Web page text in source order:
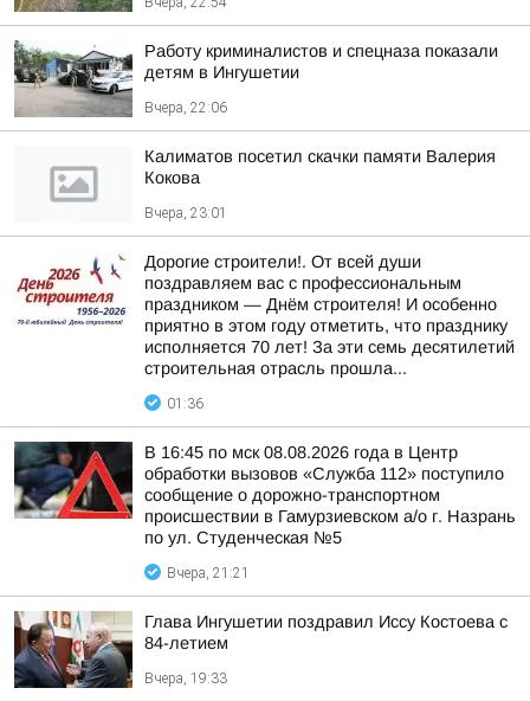
Работу криминалистов и спецназа показали
детям в Ингушетии
Вчера, 22:06
Калиматов посетил скачки памяти Валерия
Кокова
Вчера, 23:01
Дорогие строители!. От всей души
поздравляем вас с профессиональным
праздником — Днём строителя! И особенно
приятно в этом году отметить, что празднику
исполняется 70 лет! За эти семь десятилетий
строительная отрасль прошла...
01:36
В 16:45 по мск 08.08.2026 года в Центр
обработки вызовов «Служба 112» поступило
сообщение о дорожно-транспортном
происшествии в Гамурзиевском а/о г. Назрань
по ул. Студенческая №5
Вчера, 21:21
Глава Ингушетии поздравил Иссу Костоева с
84-летием
Вчера, 19:33